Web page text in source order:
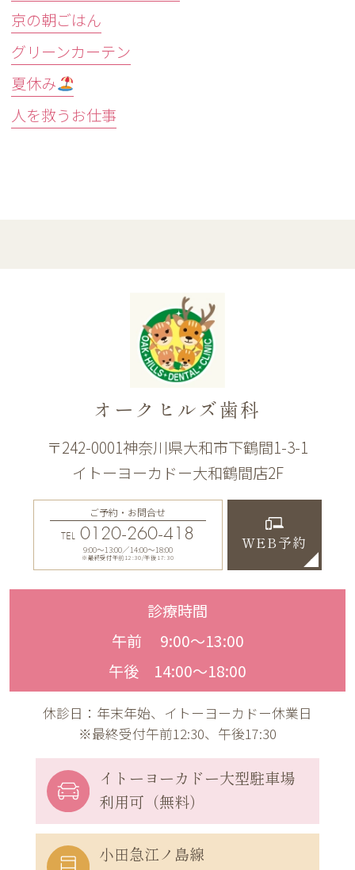
京の朝ごはん
グリーンカーテン
夏休み
人を救うお仕事
オークヒルズ歯科
〒242-0001神奈川県大和市下鶴間1-3-1
イトーヨーカドー大和鶴間店2F
ご予約・お問合せ
TEL 0120-260-418
9:00〜13:00／14:00〜18:00
※最終受付午前12:30/午後17:30
WEB予約
診療時間
午前 9:00〜13:00
午後 14:00〜18:00
休診日：年末年始、イトーヨーカドー休業日
※最終受付午前12:30、午後17:30
イトーヨーカドー大型駐車場
利用可（無料）
小田急江ノ島線